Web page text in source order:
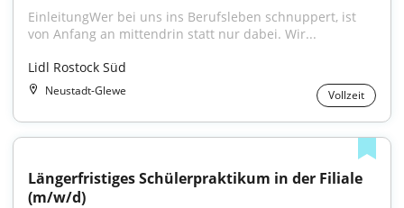
EinleitungWer bei uns ins Berufsleben schnuppert, ist
von Anfang an mittendrin statt nur dabei. Wir...
Lidl Rostock Süd
Neustadt-Glewe Vollzeit
Längerfristiges Schülerpraktikum in der Filiale
(m/w/d)